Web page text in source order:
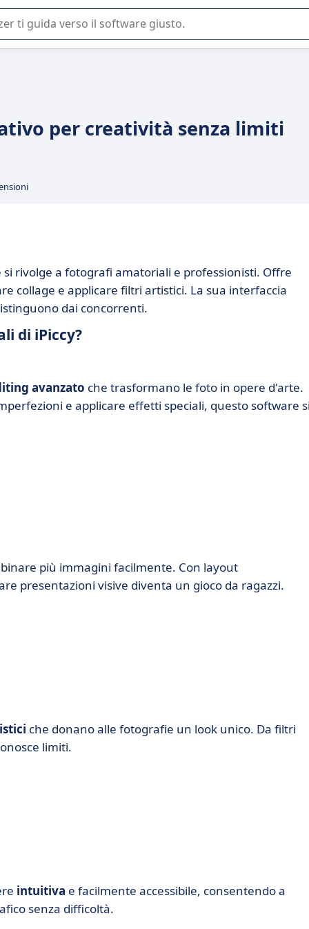
per creatività senza limiti
rivolge a fotografi amatoriali e professionisti. Offre
collage e applicare filtri artistici. La sua interfaccia
dai concorrenti.
di iPiccy?
avanzato che trasformano le foto in opere d'arte.
e applicare effetti speciali, questo software
più immagini facilmente. Con layout
presentazioni visive diventa un gioco da ragazzi.
che donano alle fotografie un look unico. Da filtri
limiti.
intuitiva e facilmente accessibile, consentendo a
senza difficoltà.